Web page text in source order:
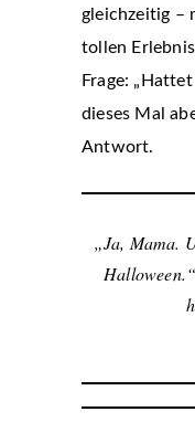
gleichzeitig –
tollen
Frage:
dieses Mal
Antwort.
„Ja, Mama.